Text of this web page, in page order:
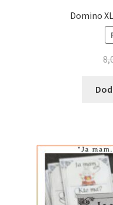
Domino